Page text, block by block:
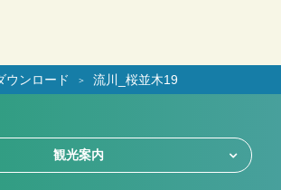
ウンロード 流川_桜並木19
観光案内